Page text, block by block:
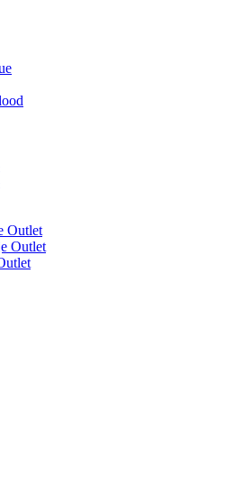
Outlet
Outlet